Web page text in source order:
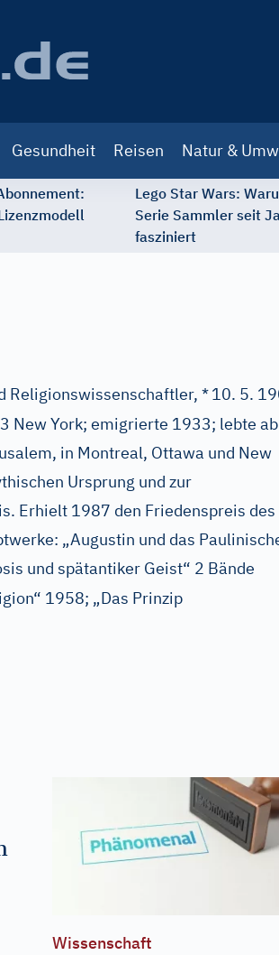
Gesundheit Reisen Natur &
Lego Star Wars:
Serie Sammler seit
fasziniert
Religionswissenschaftler, *10. 5.
New York; emigrierte 1933; lebte ab
in Montreal, Ottawa und New
Ursprung und zur
Erhielt 1987 den Friedenspreis des
„Augustin und das
und spätantiker Geist“ 2 Bände
1958; „Das Prinzip
Wissenschaft